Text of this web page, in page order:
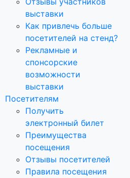
выставки
Как привлечь больше
посетителей на стенд?
Рекламные и
спонсорские
возможности
выставки
Посетителям
Получить
электронный билет
Преимущества
посещения
Отзывы посетителей
Правила посещения